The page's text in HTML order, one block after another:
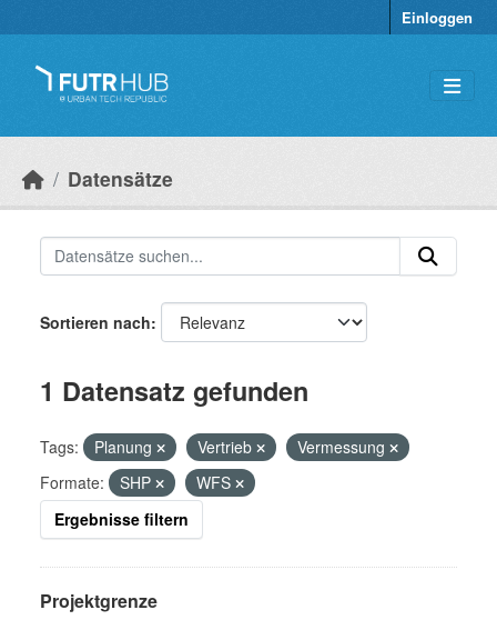
Einloggen
Datensätze
Sortieren nach
1 Datensatz gefunden
Tags: Planung Vertrieb
Vermessung
Formate:
SHP
WFS
Ergebnisse filtern
Projektgrenze